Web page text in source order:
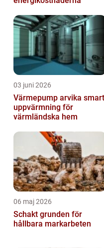
03 juni 2026
Värmepump arvika smart
uppvärmning för
värmländska hem
06 maj 2026
Schakt grunden för
hållbara markarbeten